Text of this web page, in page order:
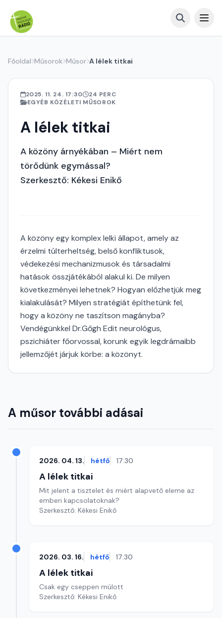
Főoldal Műsorok Műsor A lélek titkai
2025. 11. 24. 17:30
24 PERC
EGYÉB KÖZÉLETI MŰSOROK
A lélek titkai
A közöny árnyékában – Miért nem
törődünk egymással?
Szerkesztő: Kékesi Enikő
A közöny egy komplex lelki állapot, amely az
érzelmi túlterheltség, belső konfliktusok,
védekezési mechanizmusok és társadalmi
hatások összjátékából alakul ki. De milyen
következményei lehetnek? Hogyan előzhetjük meg
kialakulását? Milyen stratégiát építhetünk fel,
hogy a közöny ne taszítson magányba?
Vendégünkkel Dr.Gőgh Edit neurológus,
pszichiáter főorvossal, korunk egyik legdrámaibb
jellemzőjét járjuk körbe: a közönyt.
A műsor további adásai
2026. 04. 13. hétfő 17:30
A lélek titkai
Mit jelent a tisztelet és miért alapvető eleme az
emberi kapcsolatoknak?
Szerkesztő: Kékesi Enikő
2026. 03. 16. hétfő 17:30
A lélek titkai
Csak egy cseppen múlott
Szerkesztő: Kékesi Enikő